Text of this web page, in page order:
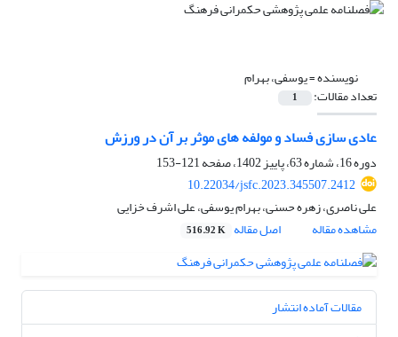
نویسنده =یوسفی، بهرام
تعداد مقالات: 1
عادی سازی فساد و مولفه های موثر بر آن در ورزش
دوره 16، شماره 63، پاییز 1402، صفحه
121-153
10.22034/jsfc.2023.345507.2412
علی ناصری، زهره حسنی، بهرام یوسفی، علی اشرف خزایی
مشاهده مقاله
اصل مقاله 516.92 K
مقالات آماده انتشار